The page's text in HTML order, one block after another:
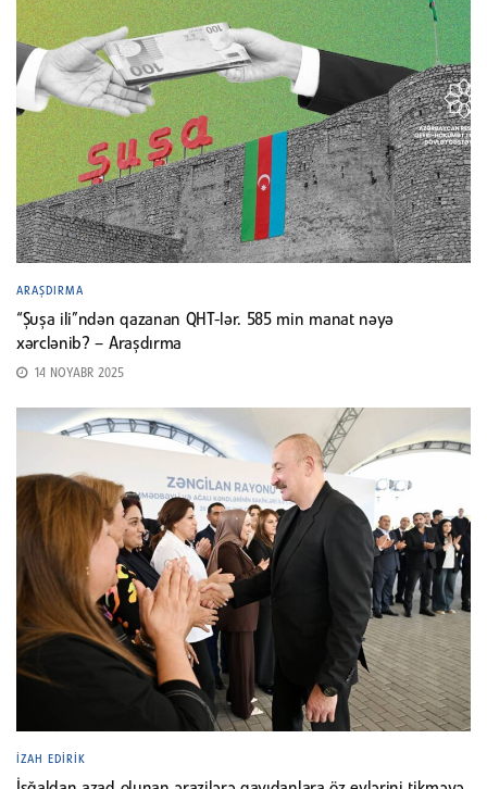
ARAŞDIRMA
“Şuşa ili”ndən qazanan QHT-lər. 585 min manat nəyə
xərclənib? – Araşdırma
14 NOYABR 2025
İZAH EDIRIK